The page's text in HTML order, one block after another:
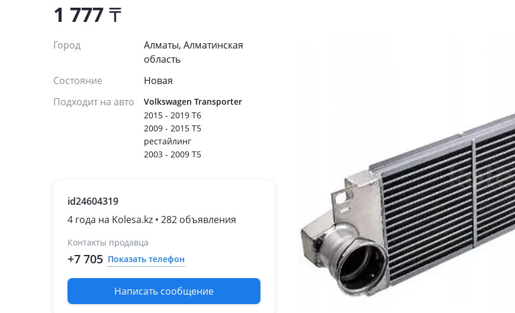
1 777₸
Город
Алматы, Алматинская
область
Состояние
Новая
Подходит на авто
Volkswagen Transporter
2015 - 2019 T6
2009 - 2015 T5
рестайлинг
2003 - 2009 T5
id24604319
4 года на Kolesa.kz • 282 объявления
Контакты продавца
+7 705 Показать телефон
Написать сообщение